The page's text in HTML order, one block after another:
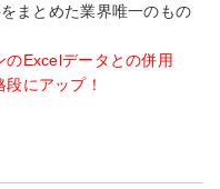
まとめた業界唯一のもの
のExcelデータとの併用
にアップ！